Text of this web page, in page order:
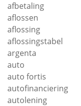
afbetaling
aflossen
aflossing
aflossingstabel
argenta
auto
auto fortis
autofinanciering
autolening